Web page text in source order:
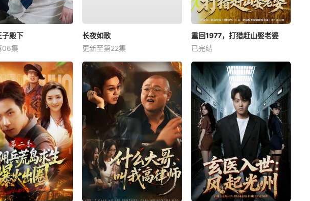
子殿下
06集
长夜如歌
更新至第22集
重回1977，打猎赶山娶老婆
已完结